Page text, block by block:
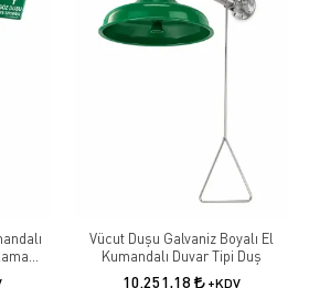
Vücut Duşu Galvaniz Boyalı El
Kumandalı Duvar Tipi Duş
10.251,18 +KDV